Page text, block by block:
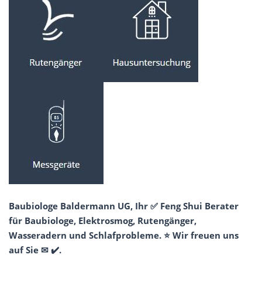
Baubiologe Baldermann UG, Ihr ✅ Feng Shui Berater
für Baubiologe, Elektrosmog, Rutengänger,
Wasseradern und Schlafprobleme. ⭐ Wir freuen uns
auf Sie ✉ ✔️.